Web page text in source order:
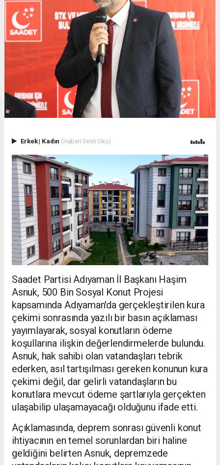
Erkek| Kadın (Haberi Sesli Oku)
Saadet Partisi Adıyaman İl Başkanı Haşim
Asnuk, 500 Bin Sosyal Konut Projesi
kapsamında Adıyaman'da gerçekleştirilen kura
çekimi sonrasında yazılı bir basın açıklaması
yayımlayarak, sosyal konutların ödeme
koşullarına ilişkin değerlendirmelerde bulundu.
Asnuk, hak sahibi olan vatandaşları tebrik
ederken, asıl tartışılması gereken konunun kura
çekimi değil, dar gelirli vatandaşların bu
konutlara mevcut ödeme şartlarıyla gerçekten
ulaşabilip ulaşamayacağı olduğunu ifade etti.
Açıklamasında, deprem sonrası güvenli konut
ihtiyacının en temel sorunlardan biri haline
geldiğini belirten Asnuk, depremzede